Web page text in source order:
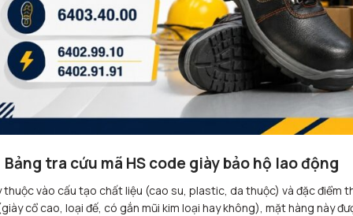
Bảng tra cứu mã HS code giày bảo hộ lao động
thuộc vào cấu tạo chất liệu (cao su, plastic, da thuộc) và đặc điểm
cổ cao, loại đế, có gắn mũi kim loại hay không), mặt hàng này